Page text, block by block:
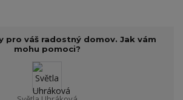
pro váš radostný domov. Jak vám
mohu pomoci?